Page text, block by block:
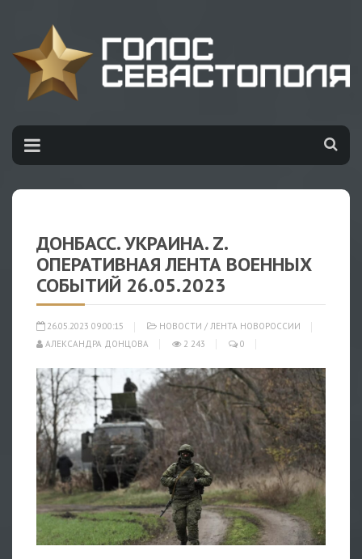
ДОНБАСС. УКРАИНА. Z.
ОПЕРАТИВНАЯ ЛЕНТА ВОЕННЫХ
СОБЫТИЙ 26.05.2023
26.05.2023 09:00:15 НОВОСТИ / ЛЕНТА НОВОРОССИИ
АЛЕКСАНДРА ДОНЦОВА
2 243 0